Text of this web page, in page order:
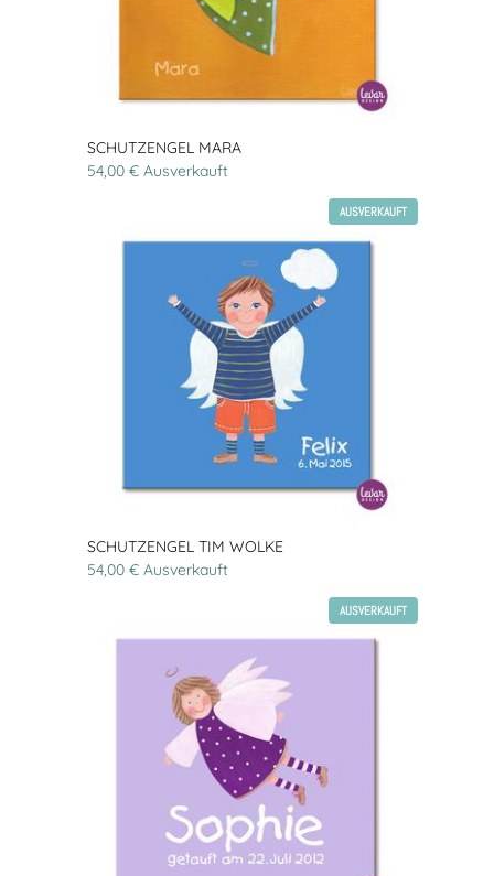
SCHUTZENGEL MARA
54,00 € Ausverkauft
AUSVERKAUFT
SCHUTZENGEL TIM WOLKE
54,00 € Ausverkauft
AUSVERKAUFT